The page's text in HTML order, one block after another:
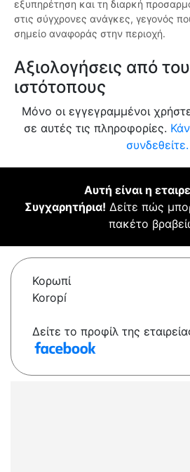
εξυπηρέτηση και τη διαρκή
στις σύγχρονες ανάγκες, γεγονός
σημείο αναφοράς στην περιοχή.
Αξιολογήσεις από
ιστότοπους
Μόνο οι εγγεγραμμένοι
σε αυτές τις πληροφορίες.
συνδεθείτε.
Αυτή είναι η
Συγχαρητήρια! Δείτε πώς
πακέτο
Κορωπί
Koropí
Δείτε το προφίλ της